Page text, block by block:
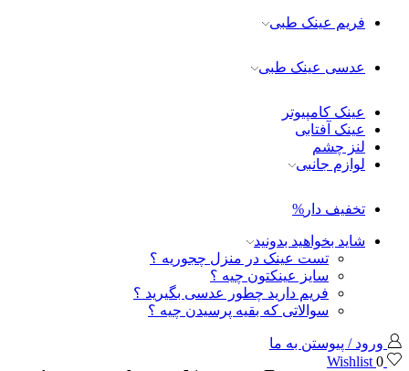
فریم عینک طبی
عدسی عینک طبی
عینک کامپیوتر
عینک آفتابی
لنز چشم
لوازم جانبی
تخفیف دار %
شاید بخواهید بدونید
تست عینک در منزل چجوریه ؟
سایز عینکتون چیه ؟
فریم دارید چطور عدسی بگیرید ؟
سوالاتی که بقیه پرسیدن چیه ؟
ورود / پیوستن به ما
Wishlist 0